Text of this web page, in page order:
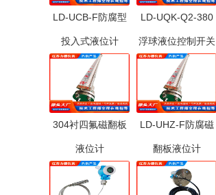
LD-UCB-F防腐型
投入式液位计
LD-UQK-Q2-380
浮球液位控制开关
304衬四氟磁翻板
液位计
LD-UHZ-F防腐磁
翻板液位计